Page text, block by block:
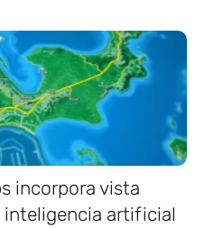
incorpora vista
inteligencia artificial